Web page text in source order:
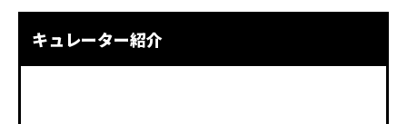
キュレーター紹介